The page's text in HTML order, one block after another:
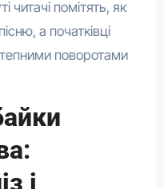
читачі помітять, як
а початківці
поворотами
і